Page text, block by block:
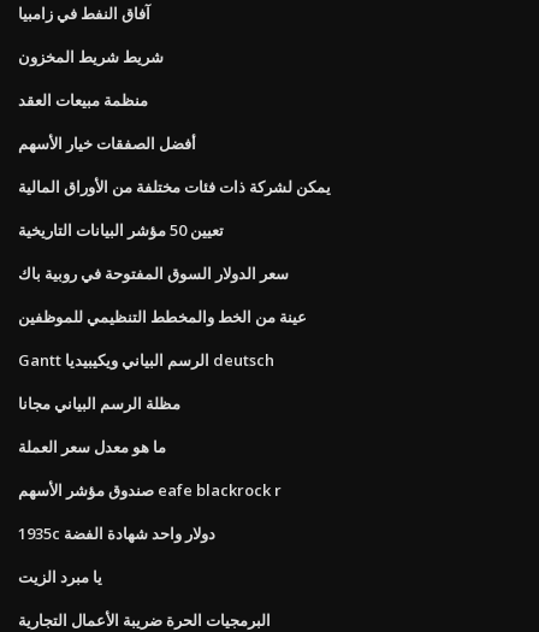
آفاق النفط في زامبيا
شريط شريط المخزون
منظمة مبيعات العقد
أفضل الصفقات خيار الأسهم
يمكن لشركة ذات فئات مختلفة من الأوراق المالية
تعيين 50 مؤشر البيانات التاريخية
سعر الدولار السوق المفتوحة في روبية باك
عينة من الخط والمخطط التنظيمي للموظفين
Gantt الرسم البياني ويكيبيديا deutsch
مظلة الرسم البياني مجانا
ما هو معدل سعر العملة
صندوق مؤشر الأسهم eafe blackrock r
1935c دولار واحد شهادة الفضة
يا مبرد الزيت
البرمجيات الحرة ضريبة الأعمال التجارية